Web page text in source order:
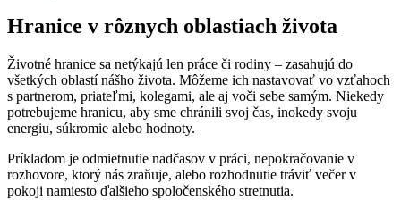
Hranice v rôznych oblastiach života
Životné hranice sa netýkajú len práce či rodiny – zasahujú do
všetkých oblastí nášho života. Môžeme ich nastavovať vo vzťahoch
s partnerom, priateľmi, kolegami, ale aj voči sebe samým. Niekedy
potrebujeme hranicu, aby sme chránili svoj čas, inokedy svoju
energiu, súkromie alebo hodnoty.
Príkladom je odmietnutie nadčasov v práci, nepokračovanie v
rozhovore, ktorý nás zraňuje, alebo rozhodnutie tráviť večer v
pokoji namiesto ďalšieho spoločenského stretnutia.